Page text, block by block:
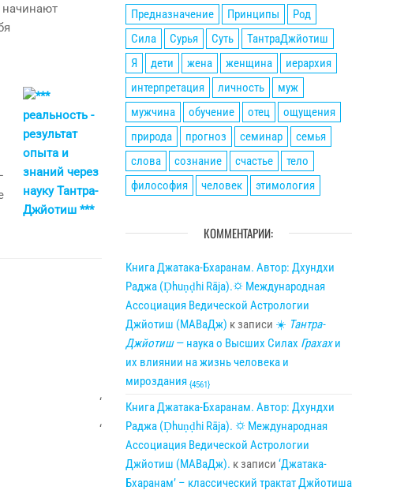
начинают
‘
‘
Предназначение
Принципы
Род
Сила
Сурья Суть
ТантраДжйотиш
Я
дети жена женщина
иерархия
интерпретация
личность
муж
мужчина
обучение отец
ощущения
природа
прогноз семинар
семья
слова
сознание счастье
тело
философия
человек этимология
КОММЕНТАРИИ:
Книга Джатака-Бхаранам. Автор: Дхундхи
Раджа (Ḍhuṇḍhi Rāja).🌣 Международная
Ассоциация Ведической Астрологии
Джйотиш (МАВаДж) к записи ☀ Тантра-
Джйотиш— наука о Высших Силах Грахахи
их влиянии на жизнь человека и
мироздания {4561}
Книга Джатака-Бхаранам. Автор: Дхундхи
Раджа (Ḍhuṇḍhi Rāja). 🌣 Международная
Ассоциация Ведической Астрологии
Джйотиш (МАВаДж). к записи ‘Джатака-
Бхаранам’ – классический трактат Джйотиша